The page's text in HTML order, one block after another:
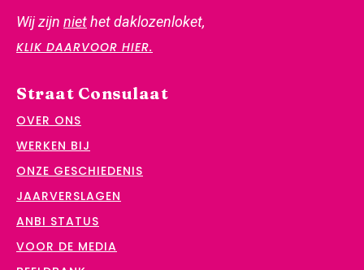
Wij zijn niethet daklozenloket,
KLIK DAARVOOR HIER.
Straat Consulaat
OVER ONS
WERKEN BIJ
ONZE GESCHIEDENIS
JAARVERSLAGEN
ANBI STATUS
VOOR DE MEDIA